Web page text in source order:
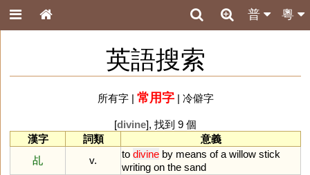
粵
普
英語搜索
所有字| 常用字| 冷僻字
[divine], 找到 9 個
漢字
詞類
意義
乩
v.
to divine by means of a willow stick
writing on the sand